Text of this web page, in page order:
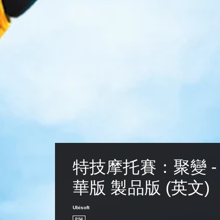
特技摩托賽：聚變
華版 製品版 (英文)
Ubisoft